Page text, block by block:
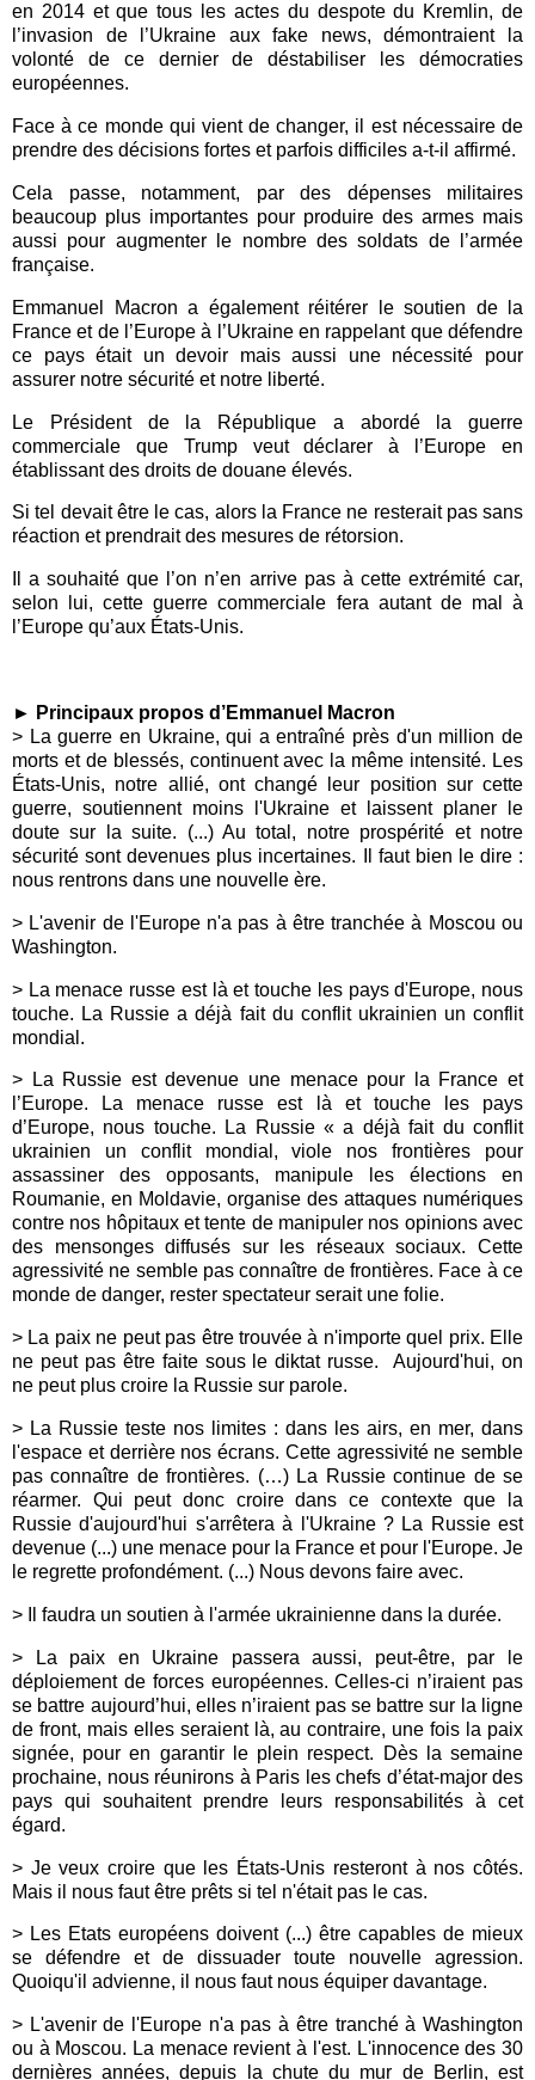
en 2014 et que tous les actes du despote du Kremlin, de
l’invasion de l’Ukraine aux fake news, démontraient la
volonté de ce dernier de déstabiliser les démocraties
européennes.
Face à ce monde qui vient de changer, il est nécessaire de
prendre des décisions fortes et parfois difficiles a-t-il affirmé.
Cela passe, notamment, par des dépenses militaires
beaucoup plus importantes pour produire des armes mais
aussi pour augmenter le nombre des soldats de l’armée
française.
Emmanuel Macron a également réitérer le soutien de la
France et de l’Europe à l’Ukraine en rappelant que défendre
ce pays était un devoir mais aussi une nécessité pour
assurer notre sécurité et notre liberté.
Le Président de la République a abordé la guerre
commerciale que Trump veut déclarer à l’Europe en
établissant des droits de douane élevés.
Si tel devait être le cas, alors la France ne resterait pas sans
réaction et prendrait des mesures de rétorsion.
Il a souhaité que l’on n’en arrive pas à cette extrémité car,
selon lui, cette guerre commerciale fera autant de mal à
l’Europe qu’aux États-Unis.
► Principaux propos d’Emmanuel Macron
> La guerre en Ukraine, qui a entraîné près d'un million de
morts et de blessés, continuent avec la même intensité. Les
États-Unis, notre allié, ont changé leur position sur cette
guerre, soutiennent moins l'Ukraine et laissent planer le
doute sur la suite. (...) Au total, notre prospérité et notre
sécurité sont devenues plus incertaines. Il faut bien le dire :
nous rentrons dans une nouvelle ère.
> L'avenir de l'Europe n'a pas à être tranchée à Moscou ou
Washington.
> La menace russe est là et touche les pays d'Europe, nous
touche. La Russie a déjà fait du conflit ukrainien un conflit
mondial.
> La Russie est devenue une menace pour la France et
l’Europe. La menace russe est là et touche les pays
d’Europe, nous touche. La Russie « a déjà fait du conflit
ukrainien un conflit mondial, viole nos frontières pour
assassiner des opposants, manipule les élections en
Roumanie, en Moldavie, organise des attaques numériques
contre nos hôpitaux et tente de manipuler nos opinions avec
des mensonges diffusés sur les réseaux sociaux. Cette
agressivité ne semble pas connaître de frontières. Face à ce
monde de danger, rester spectateur serait une folie.
> La paix ne peut pas être trouvée à n'importe quel prix. Elle
ne peut pas être faite sous le diktat russe.
Aujourd'hui, on
ne peut plus croire la Russie sur parole.
> La Russie teste nos limites : dans les airs, en mer, dans
l'espace et derrière nos écrans. Cette agressivité ne semble
pas connaître de frontières. (…) La Russie continue de se
réarmer. Qui peut donc croire dans ce contexte que la
Russie d'aujourd'hui s'arrêtera à l'Ukraine ? La Russie est
devenue (...) une menace pour la France et pour l'Europe. Je
le regrette profondément. (...) Nous devons faire avec.
> Il faudra un soutien à l'armée ukrainienne dans la durée.
> La paix en Ukraine passera aussi, peut-être, par le
déploiement de forces européennes. Celles-ci n’iraient pas
se battre aujourd’hui, elles n’iraient pas se battre sur la ligne
de front, mais elles seraient là, au contraire, une fois la paix
signée, pour en garantir le plein respect. Dès la semaine
prochaine, nous réunirons à Paris les chefs d’état-major des
pays qui souhaitent prendre leurs responsabilités à cet
égard.
> Je veux croire que les États-Unis resteront à nos côtés.
Mais il nous faut être prêts si tel n'était pas le cas.
> Les Etats européens doivent (...) être capables de mieux
se défendre et de dissuader toute nouvelle agression.
Quoiqu'il advienne, il nous faut nous équiper davantage.
> L'avenir de l'Europe n'a pas à être tranché à Washington
ou à Moscou. La menace revient à l'est. L'innocence des 30
dernières années, depuis la chute du mur de Berlin, est